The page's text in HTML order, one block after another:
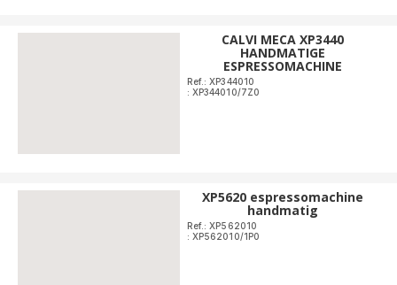
CALVI MECA XP3440
HANDMATIGE
ESPRESSOMACHINE
Ref.: XP344010
: XP344010/7Z0
XP5620 espressomachine
handmatig
Ref.: XP562010
: XP562010/1P0